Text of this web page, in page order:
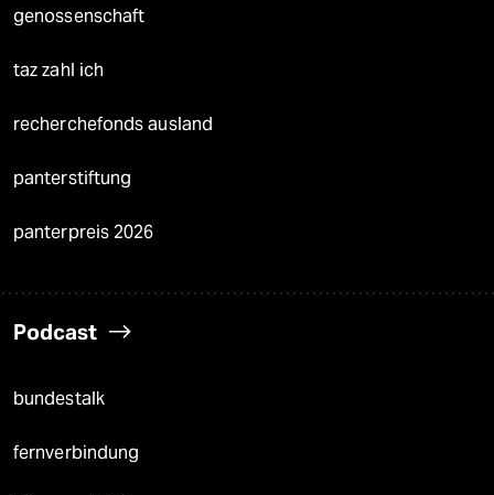
genossenschaft
taz zahl ich
recherchefonds ausland
panterstiftung
panterpreis 2026
Podcast
bundestalk
fernverbindung